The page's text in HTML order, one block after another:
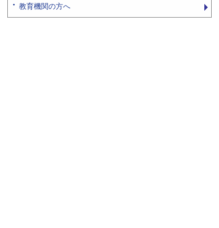
教育機関の方へ